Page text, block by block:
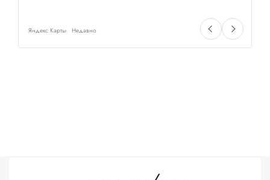
Яндекс Карты Недавно